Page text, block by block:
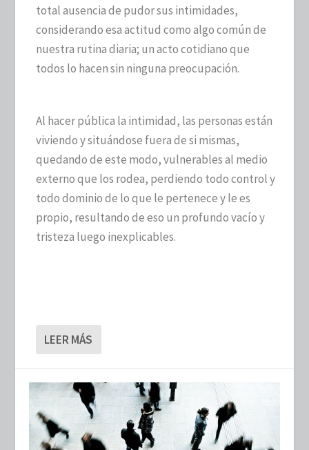
total ausencia de pudor sus intimidades,
considerando esa actitud como algo común de
nuestra rutina diaria; un acto cotidiano que
todos lo hacen sin ninguna preocupación.
Al hacer pública la intimidad, las personas están
viviendo y situándose fuera de si mismas,
quedando de este modo, vulnerables al medio
externo que los rodea, perdiendo todo control y
todo dominio de lo que le pertenece y le es
propio, resultando de eso un profundo vacío y
tristeza luego inexplicables.
LEER MÁS